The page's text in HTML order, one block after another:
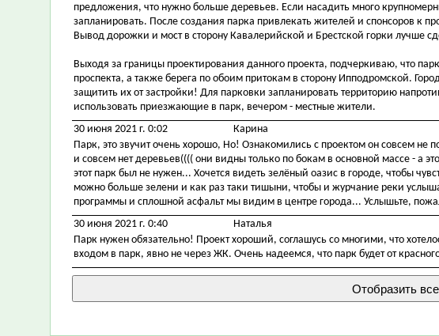
предложения, что нужно больше деревьев. Если насадить много
запланировать. После создания парка привлекать жителей и спонсоров к
Вывод дорожки и мост в сторону Кавалерийской и Брестской горки лучше
Выходя за границы проектирования данного проекта, подчеркиваю, что
проспекта, а также берега по обоим притокам в сторону Ипподромской.
защитить их от застройки! Для парковки запланировать территорию
использовать приезжающие в парк, вечером - местные жители.
30 июня 2021 г. 0:02
Карина
Парк, это звучит очень хорошо, Но! Ознакомились с проектом он совсем
и совсем нет деревьев(((( они видны только по бокам в основной массе - а
этот парк был не нужен... Хочется видеть зелёный оазис в городе, чтобы
можно больше зелени и как раз таки тишыни, чтобы и журчание реки
программы и сплошной асфальт мы видим в центре города... Услышьте,
30 июня 2021 г. 0:40
Наталья
Парк нужен обязательно! Проект хороший, соглашусь со многими, что
входом в парк, явно не через ЖК. Очень надеемся, что парк будет от